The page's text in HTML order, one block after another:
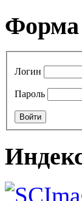
Форма
Логин
Пароль